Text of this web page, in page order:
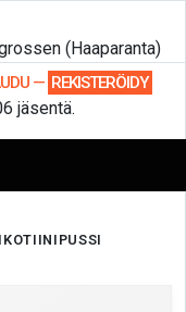
(Haaparanta)
— REKISTERÖIDY
jäsentä.